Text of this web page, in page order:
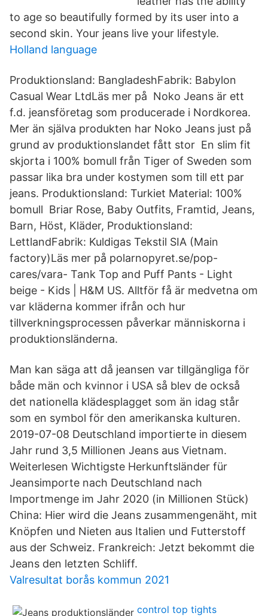
to age so beautifully formed by its user into a
second skin. Your jeans live your lifestyle.
Holland language
Produktionsland: BangladeshFabrik: Babylon
Casual Wear LtdLäs mer på Noko Jeans är ett
f.d. jeansföretag som producerade i Nordkorea.
Mer än själva produkten har Noko Jeans just på
grund av produktionslandet fått stor En slim fit
skjorta i 100% bomull från Tiger of Sweden som
passar lika bra under kostymen som till ett par
jeans. Produktionsland: Turkiet Material: 100%
bomull Briar Rose, Baby Outfits, Framtid, Jeans,
Barn, Höst, Kläder, Produktionsland:
LettlandFabrik: Kuldigas Tekstil SIA (Main
factory)Läs mer på polarnopyret.se/pop-
cares/vara- Tank Top and Puff Pants - Light
beige - Kids | H&M US. Alltför få är medvetna om
var kläderna kommer ifrån och hur
tillverkningsprocessen påverkar människorna i
produktionsländerna.
Man kan säga att då jeansen var tillgängliga för
både män och kvinnor i USA så blev de också
det nationella klädesplagget som än idag står
som en symbol för den amerikanska kulturen.
2019-07-08 Deutschland importierte in diesem
Jahr rund 3,5 Millionen Jeans aus Vietnam.
Weiterlesen Wichtigste Herkunftsländer für
Jeansimporte nach Deutschland nach
Importmenge im Jahr 2020 (in Millionen Stück)
China: Hier wird die Jeans zusammengenäht, mit
Knöpfen und Nieten aus Italien und Futterstoff
aus der Schweiz. Frankreich: Jetzt bekommt die
Jeans den letzten Schliff.
Valresultat borås kommun 2021
control top tights